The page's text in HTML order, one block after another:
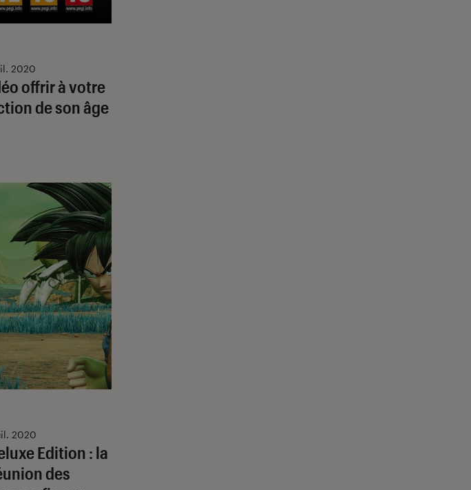
offrir à votre
de son âge
2020
Edition : la
des
2020